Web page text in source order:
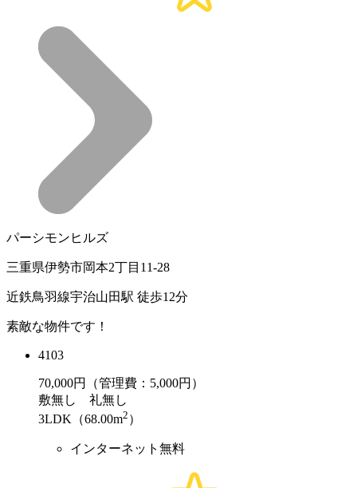
パーシモンヒルズ
三重県伊勢市岡本2丁目11-28
近鉄鳥羽線宇治山田駅 徒歩12分
素敵な物件です！
4103
70,000円（管理費：5,000円）
敷無し 礼無し
3LDK（68.00m2 ）
インターネット無料